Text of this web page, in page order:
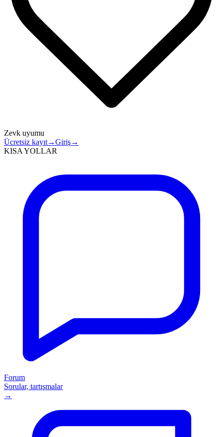
Zevk uyumu
Ücretsiz kayıt→Giriş→
KISA YOLLAR
Forum
Sorular, tartışmalar
→